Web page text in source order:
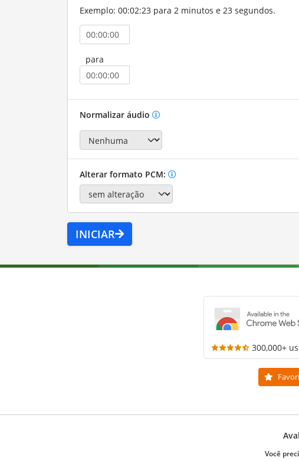
Exemplo: 00:02:23 para 2 minutos e 23 segundos.
para
Normalizar áudio
Alterar formato PCM:
INICIAR
300,000+
Você